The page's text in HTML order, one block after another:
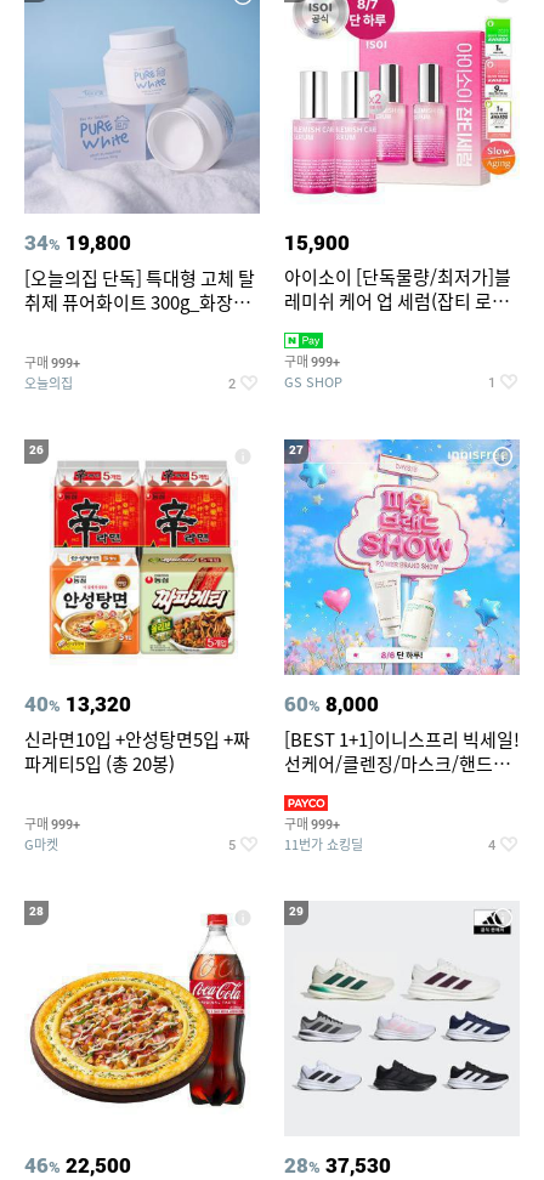
34% 19,800
[오늘의집 단독] 특대형 고체 탈
취제 퓨어화이트 300g_화장실
구매 999+
오늘의집 2
15,900
아이소이 [단독물량/최저가]블
레미쉬 케어 업 세럼(잡티 로즈
2027-04-24)
구매 999+
GS SHOP 1
26
40% 13,320
신라면10입 +안성탕면5입 +짜
파게티5입 (총 20봉)
구매 999+
G마켓 5
27
60% 8,000
[BEST 1+1]이니스프리 빅세일!
선케어/클렌징/마스크/핸드크
구매 999+
11번가 쇼킹딜 4
28
46% 22,500
29
28% 37,530